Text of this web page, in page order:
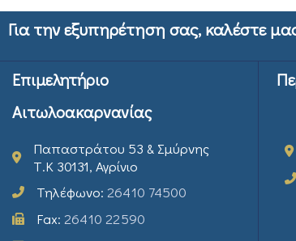
Για την εξυπηρέτηση σας, καλέστε
Επιμελητήριο
Αιτωλοακαρνανίας
Παπαστράτου 53 & Σμύρνης
Τ.Κ 30131, Αγρίνιο
Τηλέφωνο: 26410 74500
Fax: 26410 22590